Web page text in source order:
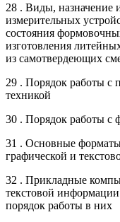
28 . Виды, назначение
измерительных
состояния
изготовления
из самотвердеющих
29 . Порядок работы с
техникой
30 . Порядок работы с
31 . Основные форматы
графической и
32 . Прикладные
текстовой
порядок работы в них